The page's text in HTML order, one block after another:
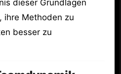
dieser Grundlagen
ihre Methoden zu
besser zu